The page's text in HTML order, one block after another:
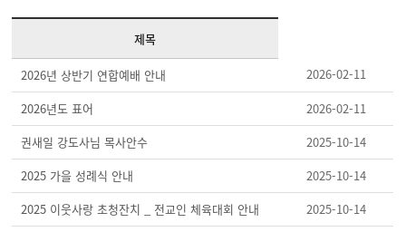
제목
2026년 상반기 연합예배 안내
2026-02-11
2026년도 표어
2026-02-11
권새일 강도사님 목사안수
2025-10-14
2025 가을 성례식 안내
2025-10-14
2025 이웃사랑 초청잔치 _ 전교인 체육대회 안내
2025-10-14